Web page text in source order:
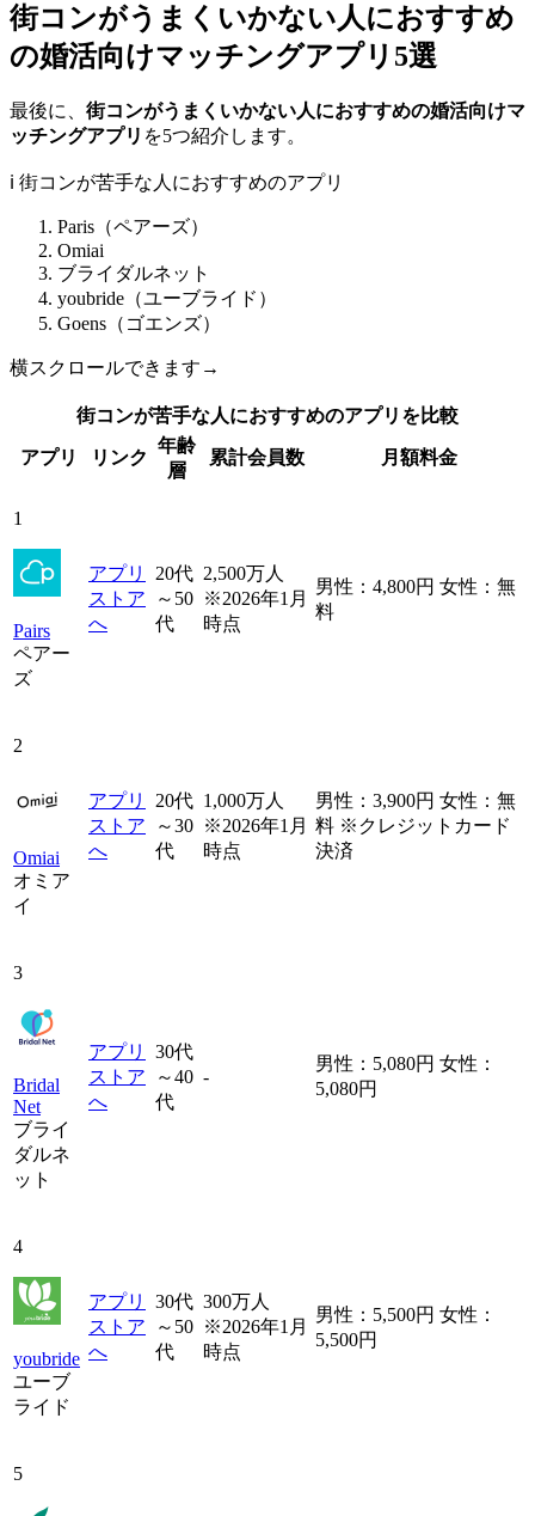
街コンがうまくいかない人におすすめ
の婚活向けマッチングアプリ5選
最後に、 街コンがうまくいかない人におすすめの婚活向けマ
ッチングアプリ を5つ紹介します。
ℹ️ 街コンが苦手な人におすすめのアプリ
Paris（ペアーズ）
Omiai
ブライダルネット
youbride（ユーブライド）
Goens（ゴエンズ）
横スクロールできます→
街コンが苦手な人におすすめのアプリを比較
アプリ リンク
年齢
層
累計会員数 月額料金
1
Pairs
ペアー
ズ
アプリ
ストア
へ
20代
～50
代
2,500万人
※2026年1月
時点
男性：4,800円 女性：無
料
2
Omiai
オミア
イ
アプリ
ストア
へ
20代
～30
代
1,000万人
※2026年1月
時点
男性：3,900円 女性：無
料 ※クレジットカード
決済
3
Bridal
Net
ブライ
ダルネ
ット
アプリ
ストア
へ
30代
～40
代
-
男性：5,080円 女性：
5,080円
4
youbride
ユーブ
ライド
アプリ
ストア
へ
30代
～50
代
300万人
※2026年1月
時点
男性：5,500円 女性：
5,500円
5